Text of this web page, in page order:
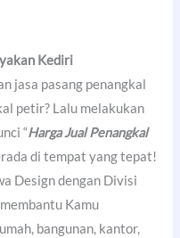
Kediri
jasa pasang penangkal
petir? Lalu melakukan
“Harga Jual Penangkal
di tempat yang tepat!
Design dengan Divisi
Kamu
bangunan, kantor,